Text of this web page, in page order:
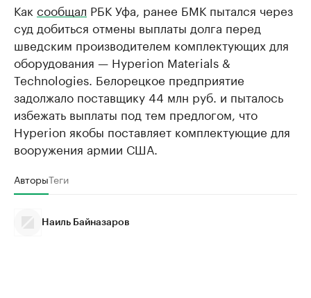
Как сообщал РБК Уфа, ранее БМК пытался через
суд добиться отмены выплаты долга перед
шведским производителем комплектующих для
оборудования — Hyperion Materials &
Technologies. Белорецкое предприятие
задолжало поставщику 44 млн руб. и пыталось
избежать выплаты под тем предлогом, что
Hyperion якобы поставляет комплектующие для
вооружения армии США.
АвторыТеги
Наиль Байназаров